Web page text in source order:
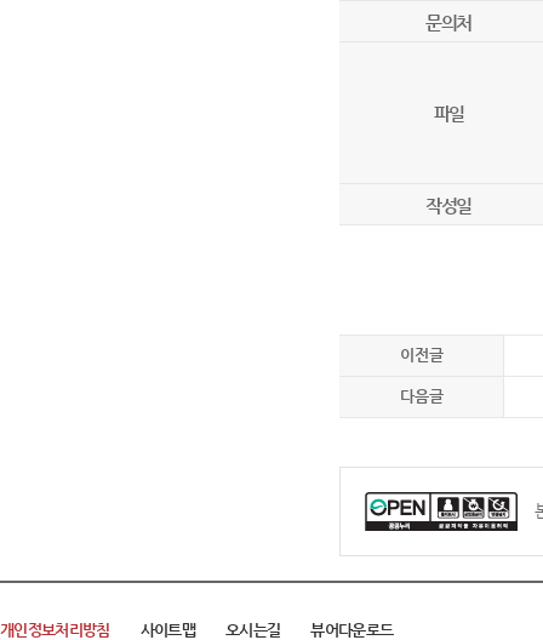
문의처
파일
작성일
이전글
다음글
개인정보처리방침 사이트맵 오시는길 뷰어다운로드